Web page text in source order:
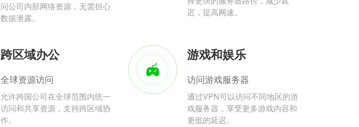
问公司内部网络资源，无需担心
数据泄露。
迟，提高网速。
跨区域办公
全球资源访问
允许跨国公司在全球范围内统一
访问和共享资源，支持跨区域协
作。
游戏和娱乐
访问游戏服务器
通过VPN可以访问不同地区的游
戏服务器，享受更多游戏内容和
更低的延迟。